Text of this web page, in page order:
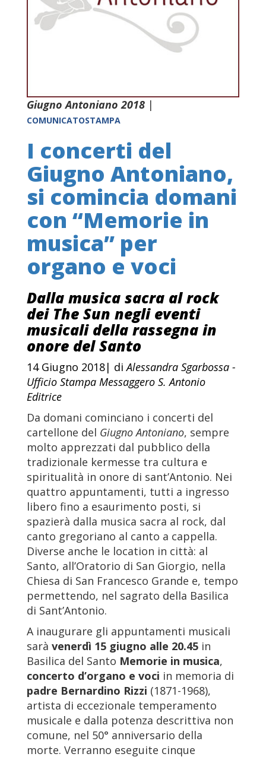
Giugno Antoniano 2018 |
COMUNICATOSTAMPA
I concerti del
Giugno Antoniano,
si comincia domani
con “Memorie in
musica” per
organo e voci
Dalla musica sacra al rock
dei The Sun negli eventi
musicali della rassegna in
onore del Santo
14 Giugno 2018| diAlessandra Sgarbossa -
Ufficio Stampa Messaggero S. Antonio
Editrice
Da domani cominciano i concerti del
cartellone del Giugno Antoniano, sempre
molto apprezzati dal pubblico della
tradizionale kermesse tra cultura e
spiritualità in onore di sant’Antonio. Nei
quattro appuntamenti, tutti a ingresso
libero fino a esaurimento posti, si
spazierà dalla musica sacra al rock, dal
canto gregoriano al canto a cappella.
Diverse anche le location in città: al
Santo, all’Oratorio di San Giorgio, nella
Chiesa di San Francesco Grande e, tempo
permettendo, nel sagrato della Basilica
di Sant’Antonio.
A inaugurare gli appuntamenti musicali
sarà venerdì 15 giugno alle 20.45 in
Basilica del Santo Memorie in musica,
concerto d’organo e voci in memoria di
padre Bernardino Rizzi (1871-1968),
artista di eccezionale temperamento
musicale e dalla potenza descrittiva non
comune, nel 50° anniversario della
morte. Verranno eseguite cinque